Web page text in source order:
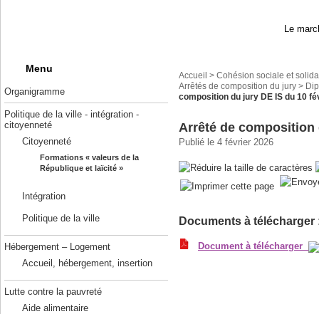
Le
Menu
Organigramme
Politique de la ville - intégration -
citoyenneté
Citoyenneté
Formations « valeurs de la
République et laïcité »
Intégration
Politique de la ville
Hébergement – Logement
Accueil, hébergement, insertion
Lutte contre la pauvreté
Aide alimentaire
Accueil > Cohésion sociale et
Arrêtés de composition du jury >
composition du jury DE IS du 10
Arrêté de composition
Publié le 4 février 2026
Documents à télécharger
Document à télécharger